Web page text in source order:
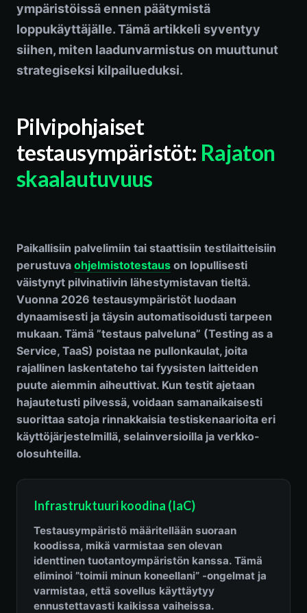
ympäristöissä ennen päätymistä
loppukäyttäjälle. Tämä artikkeli syventyy
siihen, miten laadunvarmistus on muuttunut
strategiseksi kilpailueduksi.
Pilvipohjaiset
testausympäristöt: Rajaton
skaalautuvuus
Paikallisiin palvelimiin tai staattisiin testilaitteisiin
perustuva ohjelmistotestaus on lopullisesti
väistynyt pilvinatiivin lähestymistavan tieltä.
Vuonna 2026 testausympäristöt luodaan
dynaamisesti ja täysin automatisoidusti tarpeen
mukaan. Tämä ”testaus palveluna” (Testing as a
Service, TaaS) poistaa ne pullonkaulat, joita
rajallinen laskentateho tai fyysisten laitteiden
puute aiemmin aiheuttivat. Kun testit ajetaan
hajautetusti pilvessä, voidaan samanaikaisesti
suorittaa satoja rinnakkaisia testiskenaarioita eri
käyttöjärjestelmillä, selainversioilla ja verkko-
olosuhteilla.
Infrastruktuuri koodina (IaC)
Testausympäristö määritellään suoraan
koodissa, mikä varmistaa sen olevan
identtinen tuotantoympäristön kanssa. Tämä
eliminoi ”toimii minun koneellani” -ongelmat ja
varmistaa, että sovellus käyttäytyy
ennustettavasti kaikissa vaiheissa.